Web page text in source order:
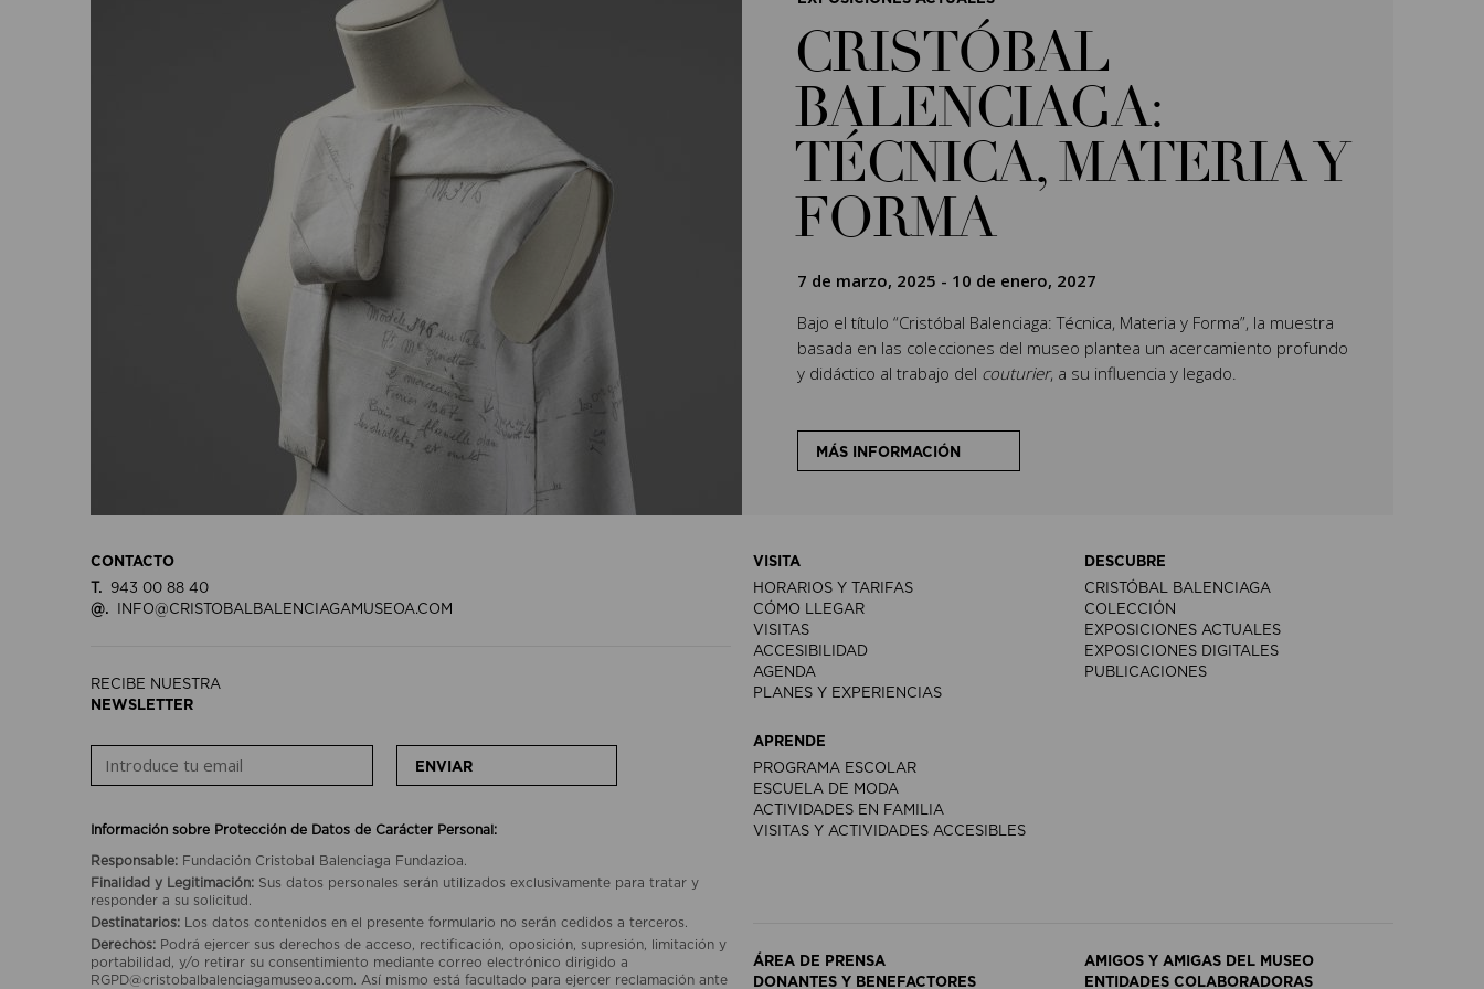
CRISTÓBAL
BALENCIAGA:
TÉCNICA, MATERIA Y
FORMA
7 de marzo, 2025 - 10 de enero, 2027
Bajo el título “Cristóbal Balenciaga: Técnica, Materia y Forma”, la muestra
basada en las colecciones del museo plantea un acercamiento profundo
y didáctico al trabajo del couturier, a su influencia y legado.
MÁS INFORMACIÓN
CONTACTO
T.
943 00 88 40
@.
INFO@CRISTOBALBALENCIAGAMUSEOA.COM
RECIBE NUESTRA
NEWSLETTER
ENVIAR
Información sobre Protección de Datos de Carácter Personal:
Responsable: Fundación Cristobal Balenciaga Fundazioa.
Finalidad y Legitimación: Sus datos personales serán utilizados exclusivamente para tratar y
responder a su solicitud.
Destinatarios:
Los datos contenidos en el presente formulario no serán cedidos a terceros.
Derechos: Podrá ejercer sus derechos de acceso, rectificación, oposición, supresión, limitación y
portabilidad, y/o retirar su consentimiento mediante correo electrónico dirigido a
RGPD@cristobalbalenciagamuseoa.com. Así mismo está facultado para ejercer reclamación ante
VISITA
HORARIOS Y TARIFAS
CÓMO LLEGAR
VISITAS
ACCESIBILIDAD
AGENDA
PLANES Y EXPERIENCIAS
DESCUBRE
CRISTÓBAL BALENCIAGA
COLECCIÓN
EXPOSICIONES ACTUALES
EXPOSICIONES DIGITALES
PUBLICACIONES
APRENDE
PROGRAMA ESCOLAR
ESCUELA DE MODA
ACTIVIDADES EN FAMILIA
VISITAS Y ACTIVIDADES ACCESIBLES
ÁREA DE PRENSA
AMIGOS Y AMIGAS DEL MUSEO
DONANTES Y BENEFACTORES
ENTIDADES COLABORADORAS